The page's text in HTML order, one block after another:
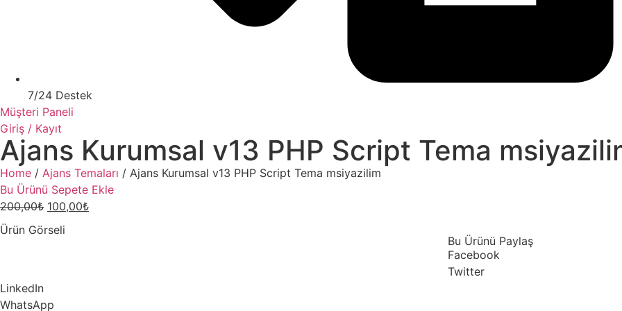
7/24 Destek
Müşteri Paneli
Giriş / Kayıt
Ajans Kurumsal v13 PHP Script Tema
Home / Ajans Temaları / Ajans Kurumsal v13 PHP Script Tema msiyazilim
Bu Ürünü Sepete Ekle
200,00₺ 100,00₺
Ürün Görseli
Bu Ürünü Paylaş
Facebook
Twitter
LinkedIn
WhatsApp